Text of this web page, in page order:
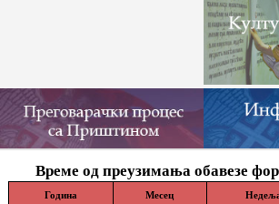
Време од преузимања обавезе
Година Месец